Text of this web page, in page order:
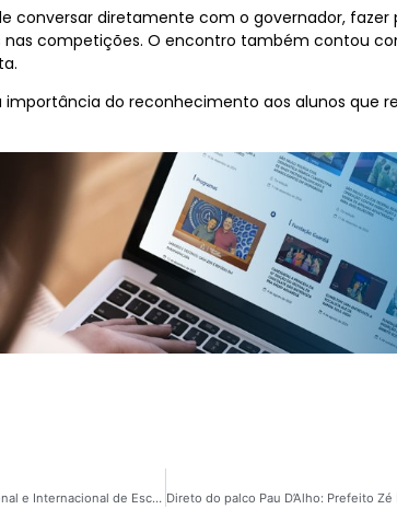
conversar diretamente com o governador, fazer
nas competições. O encontro também contou
do reconhecimento aos alunos que
São Paulo: milhares de pessoas devem passar pelo Congresso Nacional e Internacional de Escolas de Samba